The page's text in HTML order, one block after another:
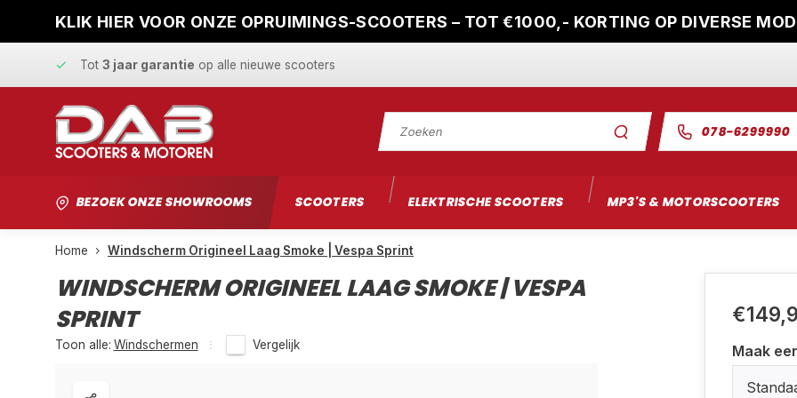
KLIK HIER VOOR ONZE OPRUIMINGS-SCOOTERS – TOT €1000,- KORTING OP DIVERSE
Snelle leveringen vaste scherpe prijzen
Tot 3 jaar garantie op alle nieuwe scooters
Gratis ophaalservicebij reparatie
Snelle leveringenvaste scherpe prijzen
078-6299990
BEZOEK ONZE SHOWROOMS SCOOTERS ELEKTRISCHE SCOOTERS MP3'S & MOTORSCOOTERS
Home Windscherm Origineel Laag Smoke | Vespa Sprint
WINDSCHERM ORIGINEEL LAAG SMOKE | VESPA
SPRINT
Toon alle: Windschermen Vergelijk Maak